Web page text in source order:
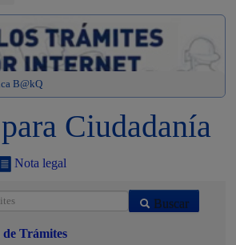
B@kQ
Ciudadanía
Nota legal
Buscar
Trámites